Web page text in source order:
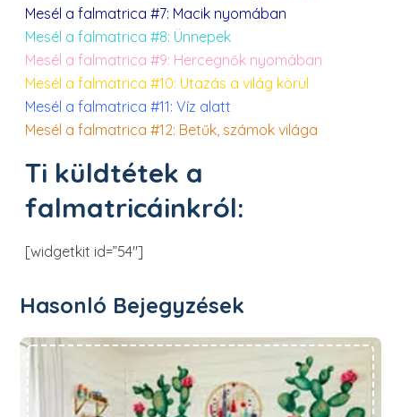
Mesél a falmatrica #7: Macik nyomában
Mesél a falmatrica #8: Ünnepek
Mesél a falmatrica #9: Hercegnők nyomában
Mesél a falmatrica #10: Utazás a világ körül
Mesél a falmatrica #11: Víz alatt
Mesél a falmatrica #12: Betűk, számok világa
Ti küldtétek a
falmatricáinkról:
[widgetkit id=”54″]
Hasonló Bejegyzések